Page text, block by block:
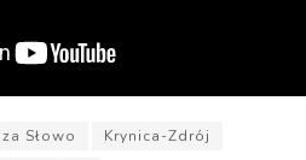
Słowo
Krynica-Zdrój